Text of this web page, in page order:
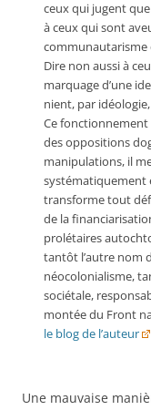
ceux qui jugent
à ceux qui sont
communautarisme
Dire non aussi à
marquage d’une
nient, par
Ce fonctionnement
des oppositions
manipulations, il
systématiquement
transforme tout
de la
prolétaires
tantôt l’autre nom
néocolonialisme,
sociétale,
montée du Front
le blog de l’auteur
Une mauvaise